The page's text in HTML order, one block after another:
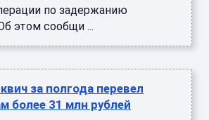
по задержанию
этом сообщи ...
за полгода перевел
более 31 млн рублей